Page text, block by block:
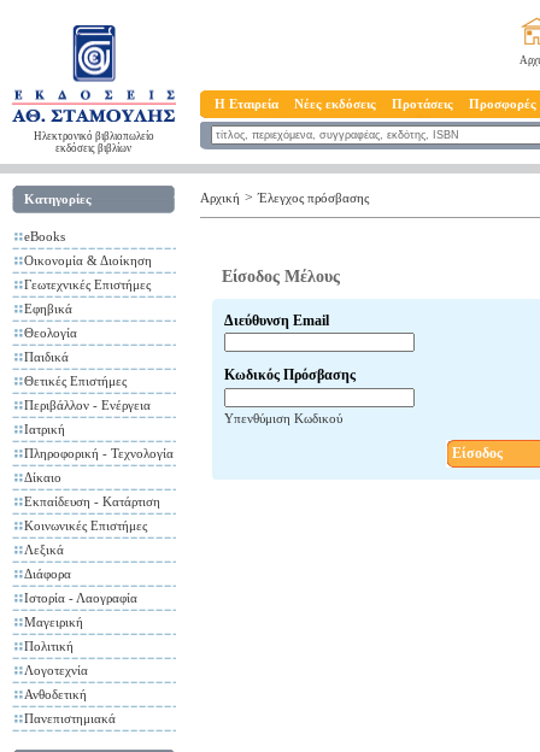
Ηλεκτρονικό βιβλιοπωλείο
εκδόσεις βιβλίων
Η Εταιρεία Νέες εκδόσεις Προτάσεις Προσφορές
Κατηγορίες
eBooks
Οικονομία & Διοίκηση
Γεωτεχνικές Επιστήμες
Εφηβικά
Θεολογία
Παιδικά
Θετικές Επιστήμες
Περιβάλλον - Ενέργεια
Ιατρική
Πληροφορική - Τεχνολογία
Δίκαιο
Εκπαίδευση - Κατάρτιση
Κοινωνικές Επιστήμες
Λεξικά
Διάφορα
Ιστορία - Λαογραφία
Μαγειρική
Πολιτική
Λογοτεχνία
Ανθοδετική
Πανεπιστημιακά
Αρχική > Έλεγχος πρόσβασης
Είσοδος Μέλους
Διεύθυνση Email
Κωδικός Πρόσβασης
Υπενθύμιση Κωδικού
Είσοδος